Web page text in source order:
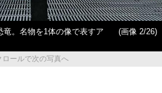
。名物を1体の像で表すア
(画像 2/26)
ロールで次の写真へ